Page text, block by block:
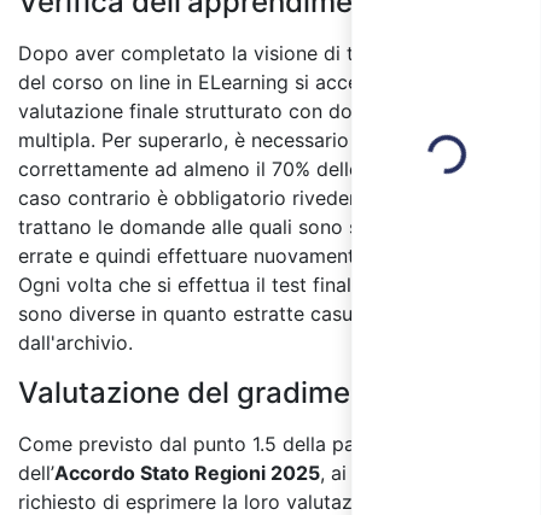
Dopo aver completato la visione di tutti i moduli
del corso on line in ELearning si accede al test di
valutazione finale strutturato con domande a risposta
multipla. Per superarlo, è necessario rispondere
correttamente ad almeno il 70% delle domande, in
caso contrario è obbligatorio rivedere i moduli in cui si
trattano le domande alle quali sono state date risposte
errate e quindi effettuare nuovamente il test finale.
Ogni volta che si effettua il test finale le domande
sono diverse in quanto estratte casualmente
dall'archivio.
Valutazione del gradimento:
Come previsto dal punto 1.5 della parte IV
dell’Accordo Stato Regioni 2025, ai partecipanti sarà
richiesto di esprimere la loro valutazione sulla qualità
Loading...